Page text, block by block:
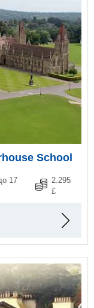
School
17
2.295
£